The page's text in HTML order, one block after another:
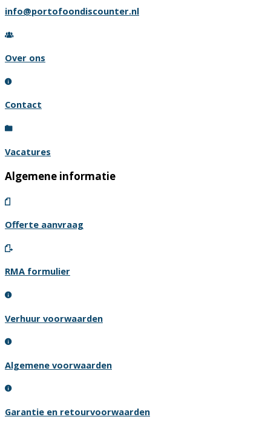
info@portofoondiscounter.nl
Over ons
Contact
Vacatures
Algemene informatie
Offerte aanvraag
RMA formulier
Verhuur voorwaarden
Algemene voorwaarden
Garantie en retourvoorwaarden